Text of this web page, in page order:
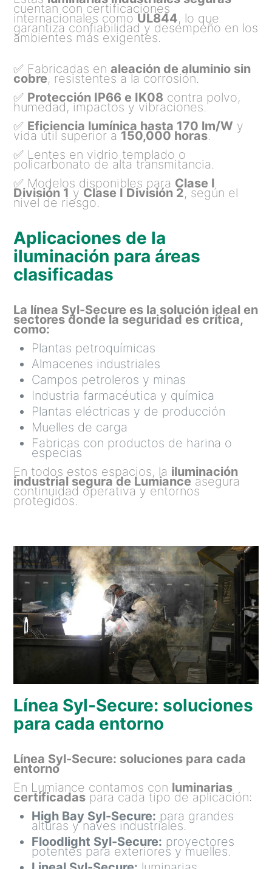
cuentan con certificaciones
internacionales como UL844, lo que
garantiza confiabilidad y desempeño en los
ambientes más exigentes.
✅ Fabricadas enaleación de aluminio sin
cobre, resistentes a la corrosión.
✅ Protección IP66 e IK08 contra polvo,
humedad, impactos y vibraciones.
✅ Eficiencia lumínica hasta 170 lm/W y
vida útil superior a 150,000 horas.
✅ Lentes en vidrio templado o
policarbonato de alta transmitancia.
✅ Modelos disponibles para Clase I
División 1 y Clase I División 2, según el
nivel de riesgo.
Aplicaciones de la
iluminación para áreas
clasificadas
La línea Syl-Secure es la solución ideal en
sectores donde la seguridad es crítica,
como:
Plantas petroquímicas
Almacenes industriales
Campos petroleros y minas
Industria farmacéutica y química
Plantas eléctricas y de producción
Muelles de carga
Fabricas con productos de harina o
especias
En todos estos espacios, la iluminación
industrial segura de Lumiance asegura
continuidad operativa y entornos
protegidos.
Línea Syl-Secure: soluciones
para cada entorno
Línea Syl-Secure: soluciones para cada
entorno
En Lumiance contamos con luminarias
certificadas para cada tipo de aplicación:
High Bay Syl-Secure: para grandes
alturas y naves industriales.
Floodlight Syl-Secure: proyectores
potentes para exteriores y muelles.